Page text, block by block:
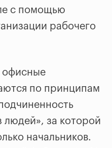
с помощью
рабочего
офисные
по принципам
людей», за которой
начальников.